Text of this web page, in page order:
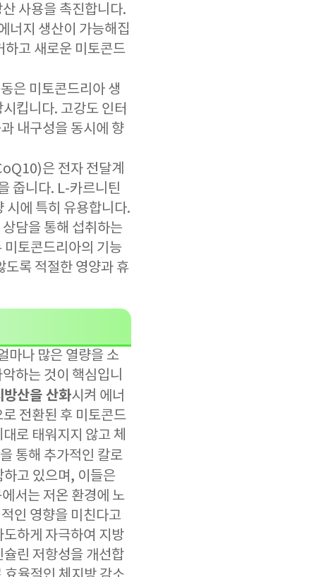
사용을 촉진합니다.
너지 생산이 가능해집
고 새로운 미토콘드
은 미토콘드리아 생
킵니다. 고강도 인터
내구성을 동시에 향
은 전자 전달계
줍니다. L-카르니틴
시에 특히 유용합니다.
담을 통해 섭취하는
미토콘드리아의 기능
도록 적절한 영양과 휴
마나 많은 열량을 소
하는 것이 핵심입니
방산을 산화시켜 에너
전환된 후 미토콘드
로 태워지지 않고 체
을 통해 추가적인 칼로
고 있으며, 이들은
서는 저온 환경에 노
인 영향을 미친다고
하게 자극하여 지방
린 저항성을 개선합